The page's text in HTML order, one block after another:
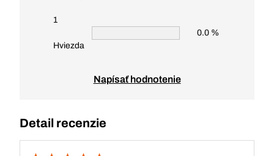
1
Hviezda
0.0 %
Napísať hodnotenie
Detail recenzie